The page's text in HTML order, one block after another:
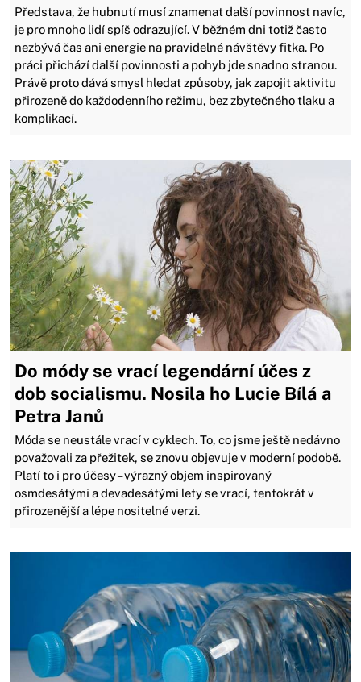
Představa, že hubnutí musí znamenat další povinnost navíc,
je pro mnoho lidí spíš odrazující. V běžném dni totiž často
nezbývá čas ani energie na pravidelné návštěvy fitka. Po
práci přichází další povinnosti a pohyb jde snadno stranou.
Právě proto dává smysl hledat způsoby, jak zapojit aktivitu
přirozeně do každodenního režimu, bez zbytečného tlaku a
komplikací.
Do módy se vrací legendární účes z
dob socialismu. Nosila ho Lucie Bílá a
Petra Janů
Móda se neustále vrací v cyklech. To, co jsme ještě nedávno
považovali za přežitek, se znovu objevuje v moderní podobě.
Platí to i pro účesy – výrazný objem inspirovaný
osmdesátými a devadesátými lety se vrací, tentokrát v
přirozenější a lépe nositelné verzi.